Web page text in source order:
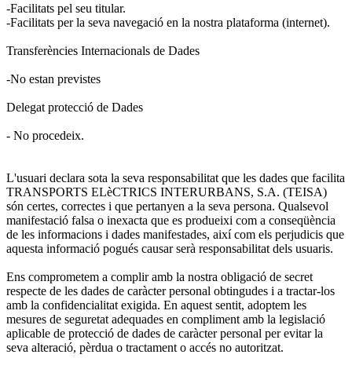
-Facilitats pel seu titular.
-Facilitats per la seva navegació en la nostra plataforma (internet).
Transferències Internacionals de Dades
-No estan previstes
Delegat protecció de Dades
- No procedeix.
L'usuari declara sota la seva responsabilitat que les dades que facilita
TRANSPORTS ELèCTRICS INTERURBANS, S.A. (TEISA)
són certes, correctes i que pertanyen a la seva persona. Qualsevol
manifestació falsa o inexacta que es produeixi com a conseqüència
de les informacions i dades manifestades, així com els perjudicis que
aquesta informació pogués causar serà responsabilitat dels usuaris.
Ens comprometem a complir amb la nostra obligació de secret
respecte de les dades de caràcter personal obtingudes i a tractar-los
amb la confidencialitat exigida. En aquest sentit, adoptem les
mesures de seguretat adequades en compliment amb la legislació
aplicable de protecció de dades de caràcter personal per evitar la
seva alteració, pèrdua o tractament o accés no autoritzat.